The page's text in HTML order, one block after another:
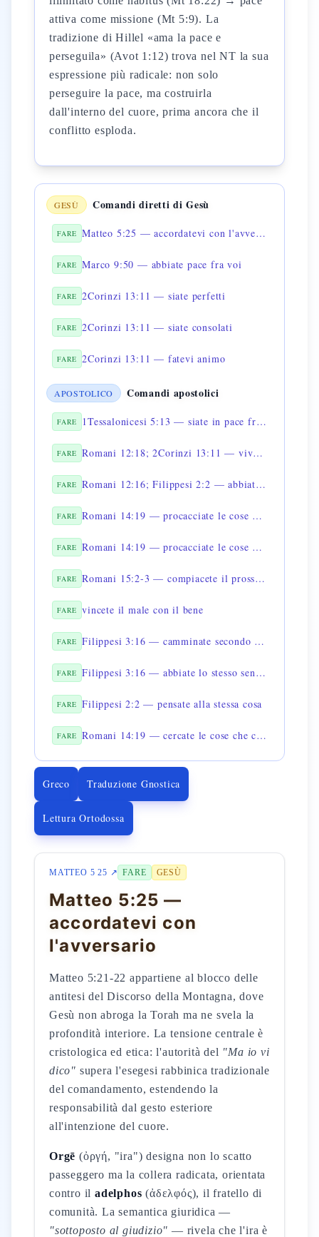
attiva come missione (Mt 5:9). La
tradizione di Hillel «ama la pace e
perseguila» (Avot 1:12) trova nel NT la sua
espressione più radicale: non solo
perseguire la pace, ma costruirla
dall'interno del cuore, prima ancora che il
conflitto esploda.
GESÙ Comandi diretti di Gesù
FARE Matteo 5:25 — accordatevi con l'avversario
FARE Marco 9:50 — abbiate pace fra voi
FARE 2Corinzi 13:11 — siate perfetti
FARE 2Corinzi 13:11 — siate consolati
FARE 2Corinzi 13:11 — fatevi animo
APOSTOLICO Comandi apostolici
FARE 1Tessalonicesi 5:13 — siate in pace fra voi
FARE Romani 12:18; 2Corinzi 13:11 — vivete in pace
FARE Romani 12:16; Filippesi 2:2 — abbiate uno stesso sentimento
FARE Romani 14:19 — procacciate le cose della pace
FARE Romani 14:19 — procacciate le cose che edificano
FARE Romani 15:2-3 — compiacete il prossimo per il bene
FARE vincete il male con il bene
FARE Filippesi 3:16 — camminate secondo la stessa regola
FARE Filippesi 3:16 — abbiate lo stesso sentimento
FARE Filippesi 2:2 — pensate alla stessa cosa
FARE Romani 14:19 — cercate le cose che conducono alla pace
Greco Traduzione Gnostica
Lettura Ortodossa
MATTEO 5 25 ↗ FARE GESÙ
Matteo 5:25 —
accordatevi con
l'avversario
Matteo 5:21-22 appartiene al blocco delle
antitesi del Discorso della Montagna, dove
Gesù non abroga la Torah ma ne svela la
profondità interiore. La tensione centrale è
cristologica ed etica: l'autorità del "Ma io vi
dico" supera l'esegesi rabbinica tradizionale
del comandamento, estendendo la
responsabilità dal gesto esteriore
all'intenzione del cuore.
Orgē (ὀργή, "ira") designa non lo scatto
passeggero ma la collera radicata, orientata
contro il adelphos (ἀδελφός), il fratello di
comunità. La semantica giuridica —
"sottoposto al giudizio" — rivela che l'ira è